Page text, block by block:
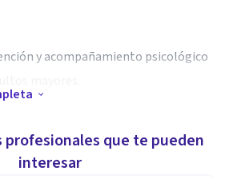
y acompañamiento psicológico
problemas emocionales,
profesionales que te pueden
interesar